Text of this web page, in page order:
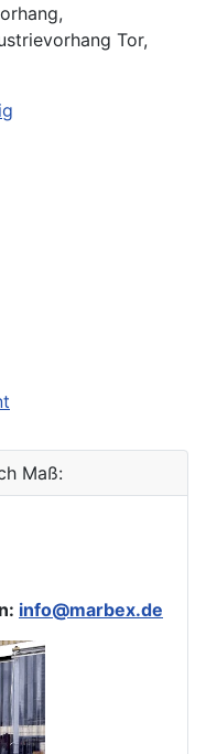
Maß:
info@marbex.de
Tor,